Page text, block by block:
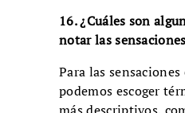
16. ¿Cuáles son
notar las
Para las
podemos escoger